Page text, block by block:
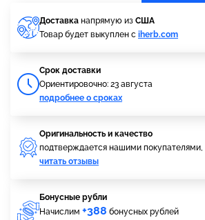
Доставка напрямую из США
Товар будет выкуплен с iherb.com
Cрок доставки
Ориентировочно: 23 августа
подробнее о сроках
Оригинальность и качество
подтверждается нашими покупателями,
читать отзывы
Бонусные рубли
Начислим +388 бонусных рублей